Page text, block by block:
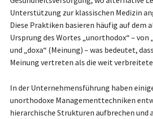
Unterstützung zur klassischen Medizin
Diese Praktiken basieren häufig auf dem
Ursprung des Wortes „unorthodox“ –
und „doxa“ (Meinung) – was bedeutet,
Meinung vertreten als die weit
In der Unternehmensführung haben
unorthodoxe Managementtechniken
hierarchische Strukturen aufbrechen und